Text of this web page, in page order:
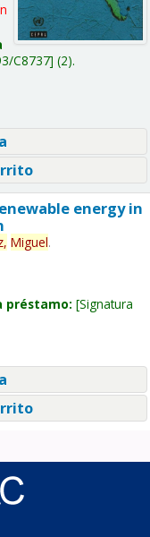
C8737 (2).
energy in
Miguel.
préstamo: Signatura